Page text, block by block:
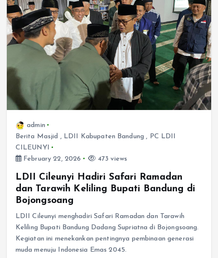
admin
Berita Masjid , LDII Kabupaten Bandung , PC LDII
CILEUNYI
February 22, 2026
473 views
LDII Cileunyi Hadiri Safari Ramadan
dan Tarawih Keliling Bupati Bandung di
Bojongsoang
LDII Cileunyi menghadiri Safari Ramadan dan Tarawih
Keliling Bupati Bandung Dadang Supriatna di Bojongsoang.
Kegiatan ini menekankan pentingnya pembinaan generasi
muda menuju Indonesia Emas 2045.